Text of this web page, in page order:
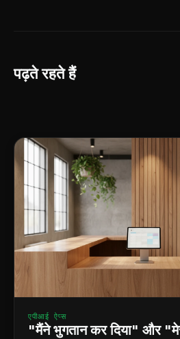
पढ़ते रहते हैं
एपीआई ऐप्स
"मैंने भुगतान कर दिया" और